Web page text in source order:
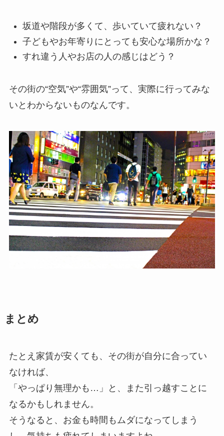
坂道や階段が多くて、歩いていて疲れない？
子どもやお年寄りにとっても安心な場所かな？
すれ違う人やお店の人の感じはどう？
その街の“空気”や“雰囲気”って、実際に行ってみな
いとわからないものなんです。
まとめ
たとえ家賃が安くても、その街が自分に合ってい
なければ、
「やっぱり無理かも…」と、また引っ越すことに
なるかもしれません。
そうなると、お金も時間もムダになってしまう